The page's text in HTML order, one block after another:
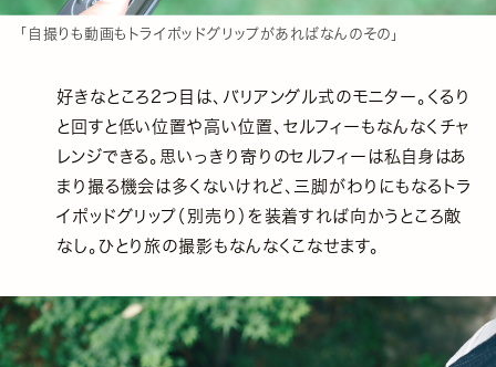
「自撮りも動画もトライポッドグリップがあればなんのその」
好きなところ2つ目は、バリアングル式のモニター。くるり
と回すと低い位置や高い位置、セルフィーもなんなくチャ
レンジできる。思いっきり寄りのセルフィーは私自身はあ
まり撮る機会は多くないけれど、三脚がわりにもなるトラ
イポッドグリップ（別売り）を装着すれば向かうところ敵
なし。ひとり旅の撮影もなんなくこなせます。